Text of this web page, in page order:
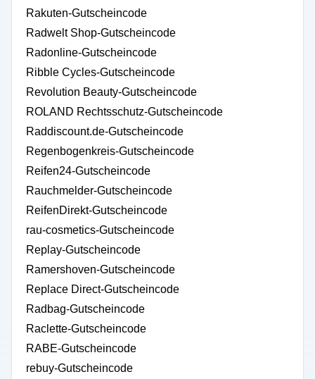
Rakuten-Gutscheincode
Radwelt Shop-Gutscheincode
Radonline-Gutscheincode
Ribble Cycles-Gutscheincode
Revolution Beauty-Gutscheincode
ROLAND Rechtsschutz-Gutscheincode
Raddiscount.de-Gutscheincode
Regenbogenkreis-Gutscheincode
Reifen24-Gutscheincode
Rauchmelder-Gutscheincode
ReifenDirekt-Gutscheincode
rau-cosmetics-Gutscheincode
Replay-Gutscheincode
Ramershoven-Gutscheincode
Replace Direct-Gutscheincode
Radbag-Gutscheincode
Raclette-Gutscheincode
RABE-Gutscheincode
rebuy-Gutscheincode